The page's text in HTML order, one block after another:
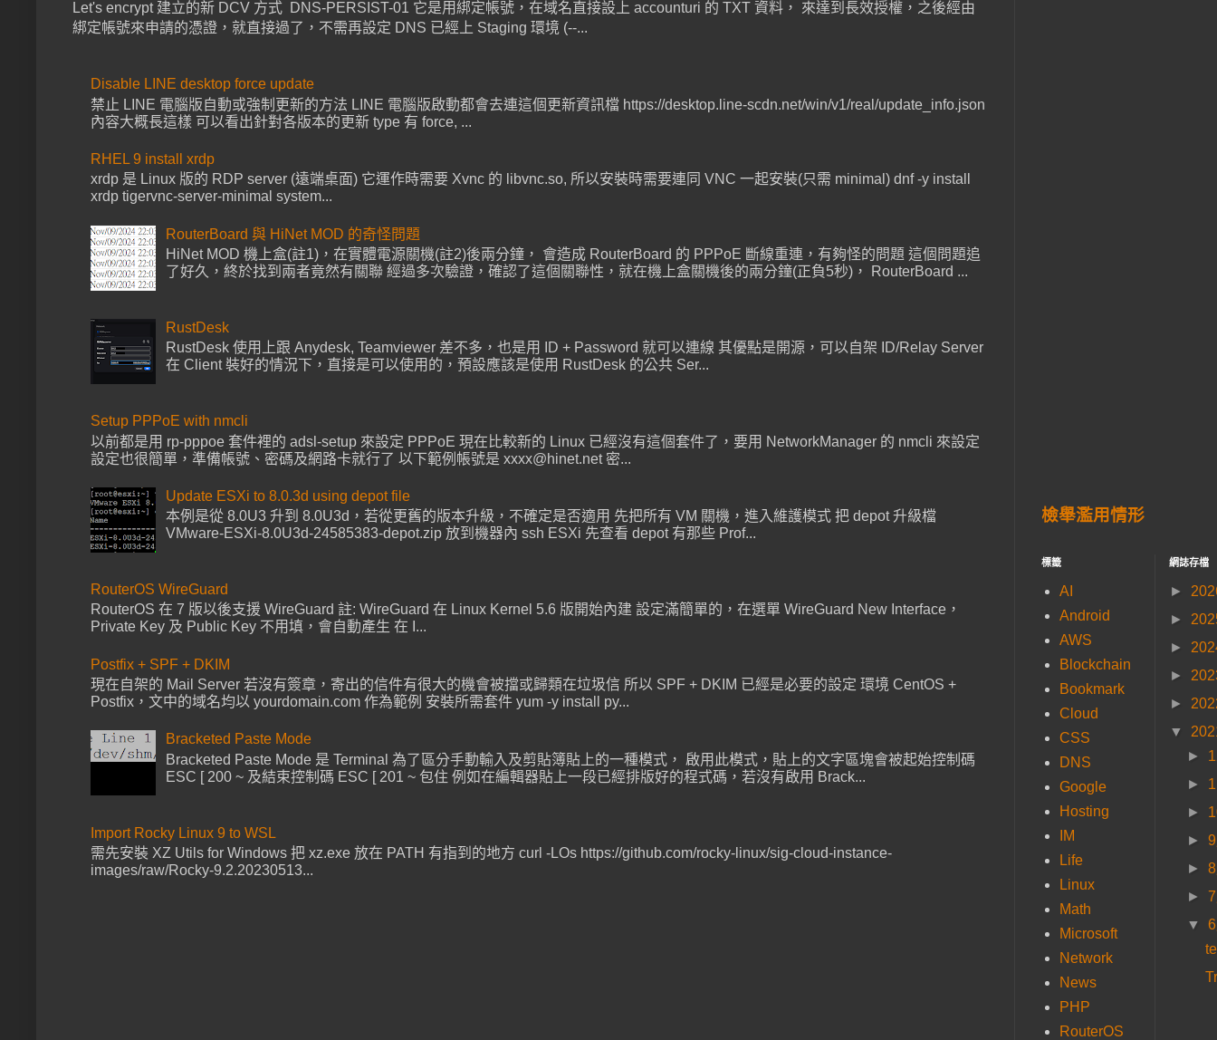
Let's encrypt 建立的新 DCV 方式 DNS-PERSIST-01 它是用綁定帳號，在域名直接設上 accounturi 的 TXT 資料， 來達到長效授權，之後經由
綁定帳號來申請的憑證，就直接過了，不需再設定 DNS 已經上 Staging 環境 (--...
Disable LINE desktop force update
禁止 LINE 電腦版自動或強制更新的方法 LINE 電腦版啟動都會去連這個更新資訊檔 https://desktop.line-scdn.net/win/v1/real/update_info.json
內容大概長這樣 可以看出針對各版本的更新 type 有 force, ...
RHEL 9 install xrdp
xrdp 是 Linux 版的 RDP server (遠端桌面) 它運作時需要 Xvnc 的 libvnc.so, 所以安裝時需要連同 VNC 一起安裝(只需 minimal) dnf -y install
xrdp tigervnc-server-minimal system...
RouterBoard 與 HiNet MOD 的奇怪問題
HiNet MOD 機上盒(註1)，在實體電源關機(註2)後兩分鐘， 會造成 RouterBoard 的 PPPoE 斷線重連，有夠怪的問題 這個問題追
了好久，終於找到兩者竟然有關聯 經過多次驗證，確認了這個關聯性，就在機上盒關機後的兩分鐘(正負5秒)， RouterBoard ...
RustDesk
RustDesk 使用上跟 Anydesk, Teamviewer 差不多，也是用 ID + Password 就可以連線 其優點是開源，可以自架 ID/Relay Server
在 Client 裝好的情況下，直接是可以使用的，預設應該是使用 RustDesk 的公共 Ser...
Setup PPPoE with nmcli
以前都是用 rp-pppoe 套件裡的 adsl-setup 來設定 PPPoE 現在比較新的 Linux 已經沒有這個套件了，要用 NetworkManager 的 nmcli 來設定
設定也很簡單，準備帳號、密碼及網路卡就行了 以下範例帳號是 xxxx@hinet.net 密...
Update ESXi to 8.0.3d using depot file
本例是從 8.0U3 升到 8.0U3d，若從更舊的版本升級，不確定是否適用 先把所有 VM 關機，進入維護模式 把 depot 升級檔
VMware-ESXi-8.0U3d-24585383-depot.zip 放到機器內 ssh ESXi 先查看 depot 有那些 Prof...
RouterOS WireGuard
RouterOS 在 7 版以後支援 WireGuard 註: WireGuard 在 Linux Kernel 5.6 版開始內建 設定滿簡單的，在選單 WireGuard New Interface，
Private Key 及 Public Key 不用填，會自動產生 在 I...
Postfix + SPF + DKIM
現在自架的 Mail Server 若沒有簽章，寄出的信件有很大的機會被擋或歸類在垃圾信 所以 SPF + DKIM 已經是必要的設定 環境 CentOS +
Postfix，文中的域名均以 yourdomain.com 作為範例 安裝所需套件 yum -y install py...
Bracketed Paste Mode
Bracketed Paste Mode 是 Terminal 為了區分手動輸入及剪貼簿貼上的一種模式， 啟用此模式，貼上的文字區塊會被起始控制碼
ESC [ 200 ~ 及結束控制碼 ESC [ 201 ~ 包住 例如在編輯器貼上一段已經排版好的程式碼，若沒有啟用 Brack...
Import Rocky Linux 9 to WSL
需先安裝 XZ Utils for Windows 把 xz.exe 放在 PATH 有指到的地方 curl -LOs https://github.com/rocky-linux/sig-cloud-instance-
images/raw/Rocky-9.2.20230513...
檢舉濫用情形
標籤
AI
Android
AWS
Blockchain
Bookmark
Cloud
CSS
DNS
Google
Hosting
IM
Life
Linux
Math
Microsoft
Network
News
PHP
RouterOS
網誌存檔
►
►
►
►
►
▼
►
►
►
►
►
►
▼